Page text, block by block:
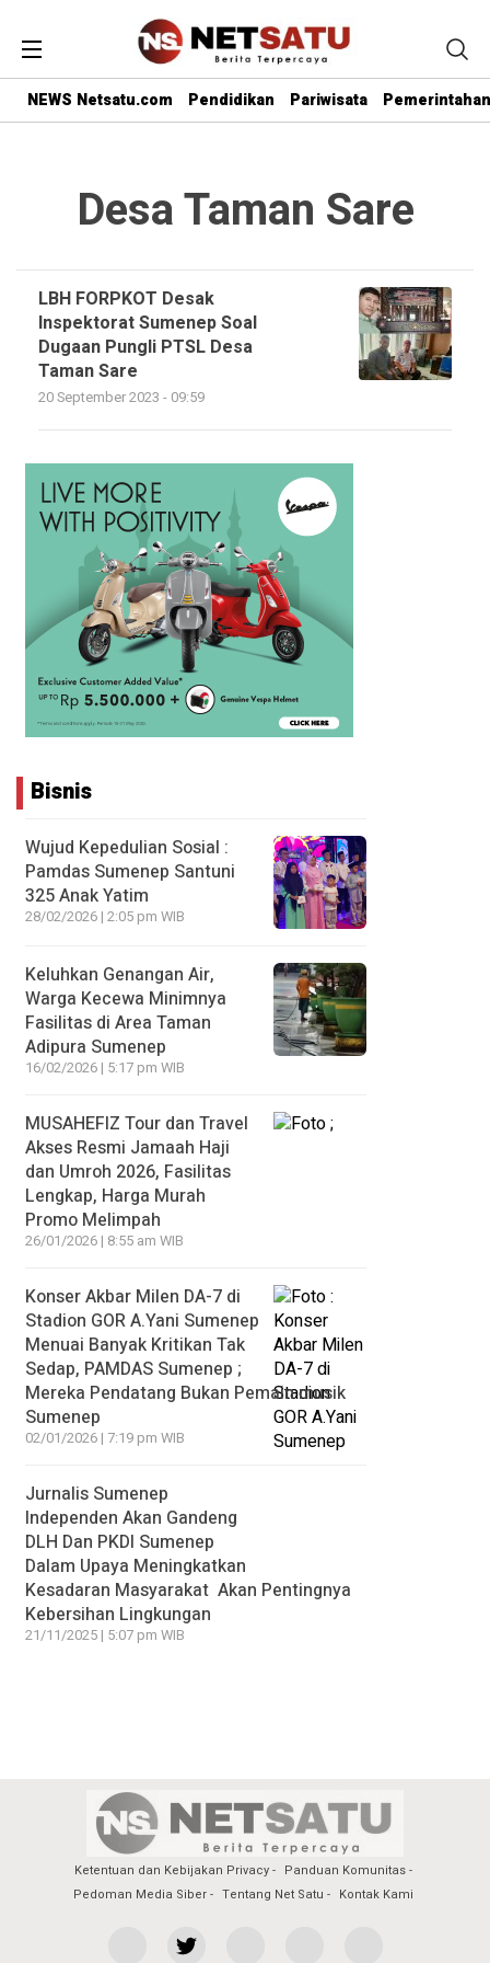
NEWS Netsatu.com Pendidikan Pariwisata Pemerintahan
Desa Taman Sare
LBH FORPKOT Desak
Inspektorat Sumenep Soal
Dugaan Pungli PTSL Desa
Taman Sare
20 September 2023 - 09:59
Bisnis
Wujud Kepedulian Sosial :
Pamdas Sumenep Santuni
325 Anak Yatim
28/02/2026 | 2:05 pm WIB
Keluhkan Genangan Air,
Warga Kecewa Minimnya
Fasilitas di Area Taman
Adipura Sumenep
16/02/2026 | 5:17 pm WIB
MUSAHEFIZ Tour dan Travel
Akses Resmi Jamaah Haji
dan Umroh 2026, Fasilitas
Lengkap, Harga Murah
Promo Melimpah
26/01/2026 | 8:55 am WIB
Konser Akbar Milen DA-7 di
Stadion GOR A.Yani Sumenep
Menuai Banyak Kritikan Tak
Sedap, PAMDAS Sumenep ;
Mereka Pendatang Bukan Pemain musik
Sumenep
02/01/2026 | 7:19 pm WIB
Jurnalis Sumenep
Independen Akan Gandeng
DLH Dan PKDI Sumenep
Dalam Upaya Meningkatkan
Kesadaran Masyarakat Akan Pentingnya
Kebersihan Lingkungan
21/11/2025 | 5:07 pm WIB
Ketentuan dan Kebijakan Privacy
Panduan Komunitas
Pedoman Media Siber
Tentang Net Satu Kontak Kami